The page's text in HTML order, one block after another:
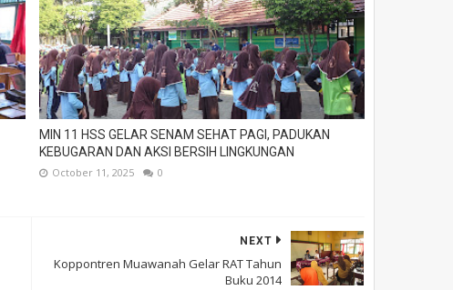
MIN 11 HSS GELAR SENAM SEHAT PAGI, PADUKAN
KEBUGARAN DAN AKSI BERSIH LINGKUNGAN
October 11, 2025 0
NEXT
Koppontren Muawanah Gelar RAT Tahun
Buku 2014